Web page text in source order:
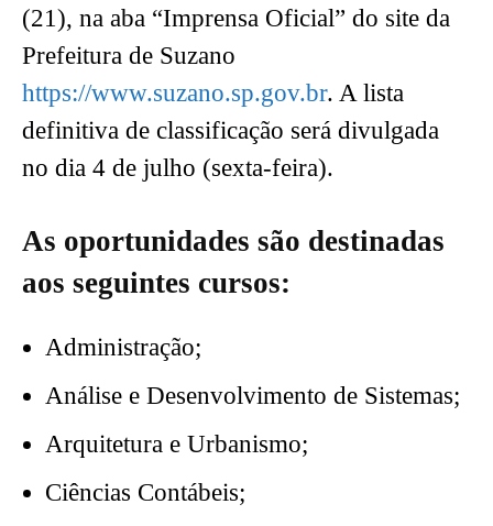
(21), na aba “Imprensa Oficial” do site da
Prefeitura de Suzano
https://www.suzano.sp.gov.br. A lista
definitiva de classificação será divulgada
no dia 4 de julho (sexta-feira).
As oportunidades são destinadas
aos seguintes cursos:
Administração;
Análise e Desenvolvimento de Sistemas;
Arquitetura e Urbanismo;
Ciências Contábeis;